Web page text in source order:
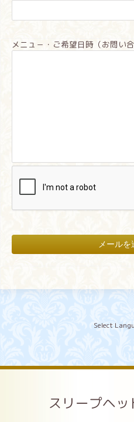
メニュ－・ご希望日時（お問い合
Select
スリープヘッ